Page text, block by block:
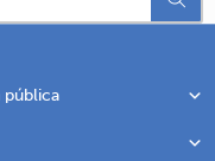
pública